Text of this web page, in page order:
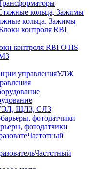
кольца, Зажимы
контроля RBI OTIS
УЛЖ
ЩЛЗ, СЛЗ
фотодатчики
Частотный
Частотный